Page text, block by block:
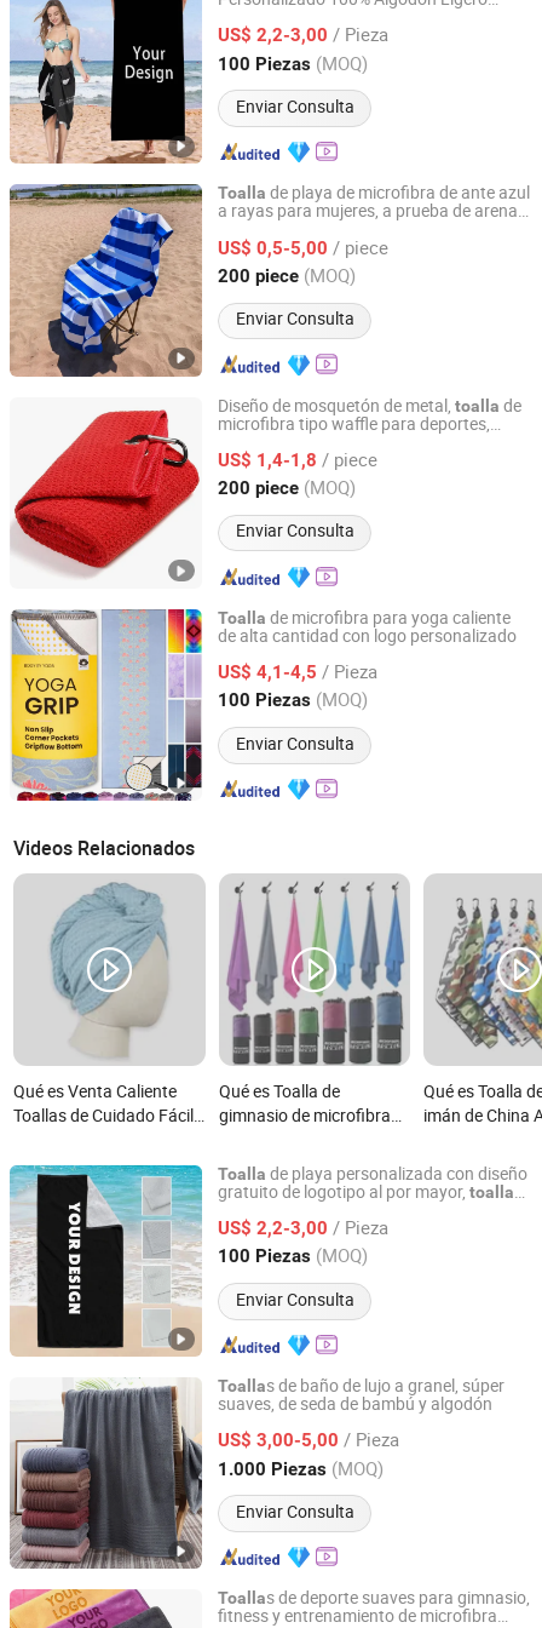
Toallade Playa de Venta Caliente
US$ 2,2-3,00 / Pieza
100 Piezas (MOQ)
Enviar Consulta
Hebei Ailuoha Import and Export Co., Ltd.
Hebei, China Desde 2025
Toalla de playa de microfibra de ante azul
a rayas para mujeres, a prueba de arena,
90X170cm
US$ 0,5-5,00 / piece
200 piece (MOQ)
Enviar Consulta
Shijiazhuang Dingrui Textiles Products Co., Ltd.
Hebei, China Desde 2025
Diseño de mosquetón de metal, toalla de
microfibra tipo waffle para deportes,
US$ 1,4-1,8 / piece
200 piece (MOQ)
Enviar Consulta
Shijiazhuang Dingrui Textiles Products Co., Ltd.
Hebei, China Desde 2025
Toalla de microfibra para yoga caliente
de alta cantidad con logo personalizado
US$ 4,1-4,5 / Pieza
100 Piezas (MOQ)
Enviar Consulta
Hebei Ailuoha Import and Export Co., Ltd.
Hebei, China Desde 2025
Videos Relacionados
Qué es Venta Caliente
Toallas de Cuidado Fácil
Absorbentes Toalla de
Microfibra Antifrizz para
Cabello
Qué es Toalla de
gimnasio de microfibra
de secado rápido y súper
absorción al por mayor
Qué es Toalla
imán de China
mayor
Toalla de playa personalizada con diseño
gratuito de logotipo al por mayor, toalla
personalizado, toallade playa ligera
US$ 2,2-3,00 / Pieza
100 Piezas (MOQ)
Enviar Consulta
Hebei Ailuoha Import and Export Co., Ltd.
Hebei, China Desde 2025
Toallas de baño de lujo a granel, súper
suaves, de seda de bambú y algodón
US$ 3,00-5,00 / Pieza
1.000 Piezas (MOQ)
Enviar Consulta
Suzhou A Plus Textiles Company Limited
Jiangsu, China Desde 2024
Toallas de deporte suaves para gimnasio,
fitness y entrenamiento de microfibra